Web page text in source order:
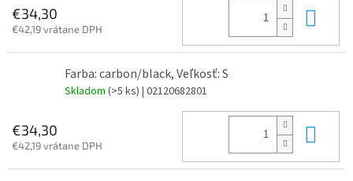
€34,30
€42,19 vrátane DPH
Farba: carbon/black, Veľkosť: S
Skladom (>5 ks) | 02120682801
€34,30
€42,19 vrátane DPH